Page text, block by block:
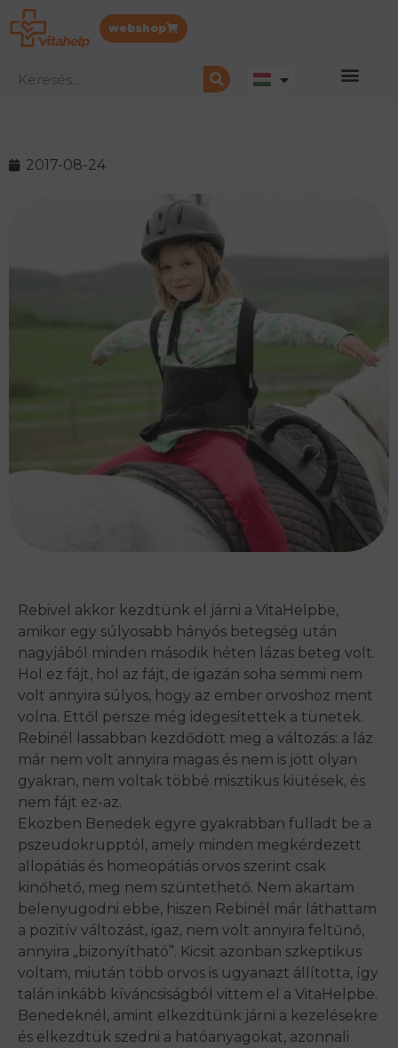
webshop
2017-08-24
Rebivel akkor kezdtünk el járni a VitaHelpbe,
amikor egy súlyosabb hányós betegség után
nagyjából minden második héten lázas beteg volt.
Hol ez fájt, hol az fájt, de igazán soha semmi nem
volt annyira súlyos, hogy az ember orvoshoz ment
volna. Ettől persze még idegesítettek a tünetek.
Rebinél lassabban kezdődött meg a változás: a láz
már nem volt annyira magas és nem is jött olyan
gyakran, nem voltak többé misztikus kiütések, és
nem fájt ez-az.
Eközben Benedek egyre gyakrabban fulladt be a
pszeudokrupptól, amely minden megkérdezett
allopátiás és homeopátiás orvos szerint csak
kinőhető, meg nem szüntethető. Nem akartam
belenyugodni ebbe, hiszen Rebinél már láthattam
a pozitív változást, igaz, nem volt annyira feltűnő,
annyira „bizonyítható”. Kicsit azonban szkeptikus
voltam, miután több orvos is ugyanazt állította, így
talán inkább kíváncsiságból vittem el a VitaHelpbe.
Benedeknél, amint elkezdtünk járni a kezelésekre
és elkezdtük szedni a hatóanyagokat, azonnali